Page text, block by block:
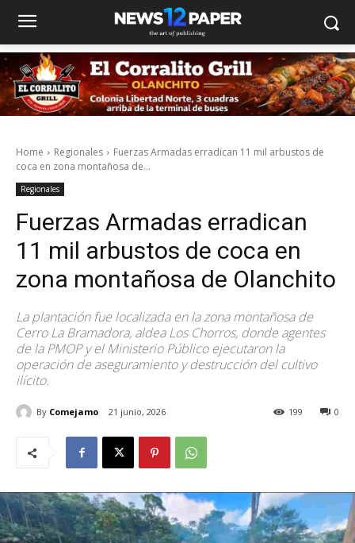
Home Regionales
Fuerzas Armadas erradican 11 mil arbustos de
coca en zona montañosa de...
Regionales
Fuerzas Armadas erradican
11 mil arbustos de coca en
zona montañosa de Olanchito
La plantación fue localizada en la zona montañosa de
Cerro La Bramadora, aldea Los Chorros, donde agentes
de la PMOP y el Ministerio Público ejecutaron la
operación de aseguramiento y destrucción del cultivo
ilícito.
By Comejamo 21 junio, 2026 0
199